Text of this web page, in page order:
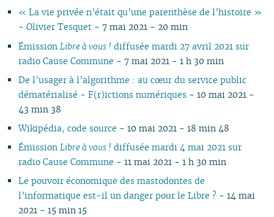
« La vie privée n’était qu’une parenthèse de l’histoire »
- Olivier Tesquet‎‎ - 7 mai 2021 - 20 min
Émission Libre à vous ! diffusée mardi 27 avril 2021 sur
radio Cause Commune - 7 mai 2021 - 1 h 30 min
De l’usager à l’algorithme : au cœur du service public
dématérialisé - F(r)ictions numériques - 10 mai 2021 -
43 min 38
Wikipédia, code source - 10 mai 2021 - 18 min 48
ÉmissionLibre à vous ! diffusée mardi 4 mai 2021 sur
radio Cause Commune - 11 mai 2021 - 1 h 30 min
Le pouvoir économique des mastodontes de
l’informatique est-il un danger pour le Libre ? - 14 mai
2021 - 15 min 15